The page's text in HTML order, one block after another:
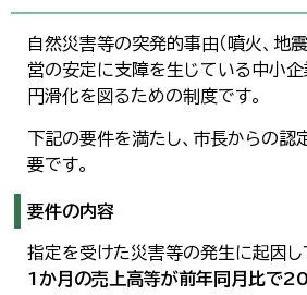
自然災害等の突発的事由（噴火、地
営の安定に支障を生じている中小
円滑化を図るための制度です。
下記の要件を満たし、市長からの認
要です。
要件の内容
指定を受けた災害等の発生に起因し
1か月の売上高等が前年同月比で